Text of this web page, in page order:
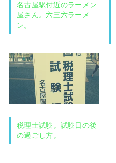
名古屋駅付近のラーメン
屋さん。六三六ラーメ
ン。
税理士試験。試験日の後
の過ごし方。